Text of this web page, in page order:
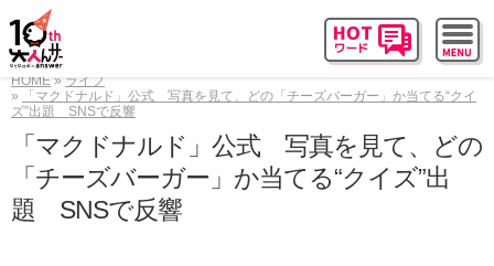
HOME
ライフ
「マクドナルド」公式 写真を見て、どの「チーズバーガー」か当てる“クイ
ズ”出題 SNSで反響
「マクドナルド」公式 写真を見て、どの
「チーズバーガー」か当てる“クイズ”出
題 SNSで反響